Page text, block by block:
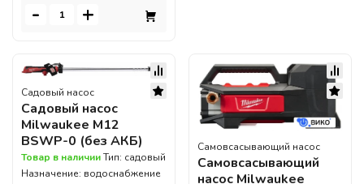
- +
Садовый насос
Садовый насос
Milwaukee M12
BSWP-0 (без АКБ)
Товар в наличииТип: садовый
Назначение: водоснабжение
Самовсасывающий насос
Самовсасывающий
насос Milwaukee